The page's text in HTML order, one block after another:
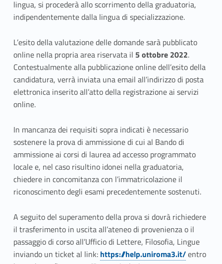
lingua, si procederà allo scorrimento della graduatoria,
indipendentemente dalla lingua di specializzazione.
L’esito della valutazione delle domande sarà pubblicato
online nella propria area riservata il 5 ottobre 2022.
Contestualmente alla pubblicazione online dell’esito della
candidatura, verrà inviata una email all’indirizzo di posta
elettronica inserito all’atto della registrazione ai servizi
online.
In mancanza dei requisiti sopra indicati è necessario
sostenere la prova di ammissione di cui al Bando di
ammissione ai corsi di laurea ad accesso programmato
localee, nel caso risultino idonei nella graduatoria,
chiedere in concomitanza con l’immatricolazione il
riconoscimento degli esami precedentemente sostenuti.
A seguito del superamento della prova si dovrà richiedere
il trasferimento in uscita all’ateneo di provenienza o il
passaggio di corso all’Ufficio di Lettere, Filosofia, Lingue
inviando un ticket al link: https://help.uniroma3.it/entro